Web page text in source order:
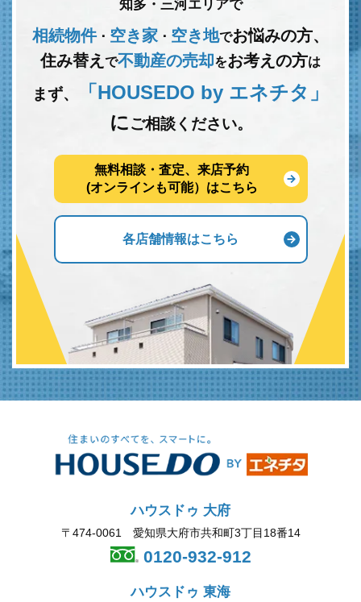
知多・三河エリアで
相続物件･ 空き家 ･ 空き地でお悩みの方、
住み替え で不動産の売却をお考えの方は
まず、
「HOUSEDO by エネチタ」
にご相談ください。
無料相談・査定、来店予約
(オンラインも可能）はこちら
各店舗情報はこちら
ハウスドゥ 大府
〒474-0061 愛知県大府市共和町3丁目18番14
0120-932-912
ハウスドゥ 東海